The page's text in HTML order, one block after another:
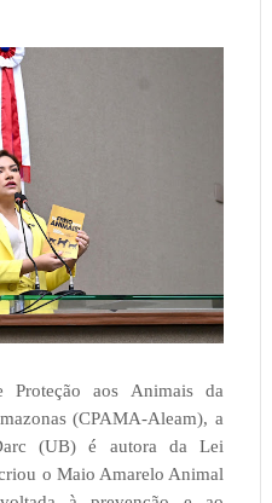
Proteção aos Animais da
(CPAMA-Aleam), a
(UB) é autora da Lei
o Maio Amarelo Animal